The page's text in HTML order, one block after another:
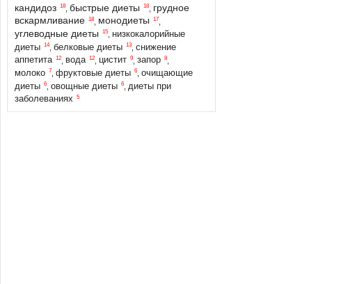
кандидоз 18 быстрые диеты 18
грудное
вскармливание 18 монодиеты 17
углеводные диеты 15
низкокалорийные
диеты 14, белковые диеты 13
снижение
аппетита 12 вода 12 цистит 9 запор 8
молоко 7 фруктовые диеты 6
очищающие
диеты 6 овощные диеты 6
диеты при
заболеваниях
5